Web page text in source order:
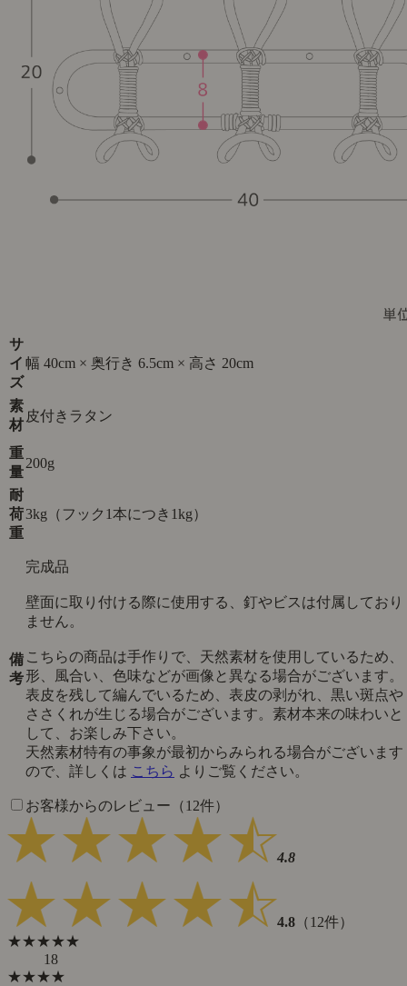
サ
イ
ズ
幅 40cm × 奥行き 6.5cm × 高さ 20cm
素
材
皮付きラタン
重
量
200g
耐
荷
重
3kg（フック1本につき1kg）
備
考
完成品
壁面に取り付ける際に使用する、釘やビスは付属しており
ません。
こちらの商品は手作りで、天然素材を使用しているため、
形、風合い、色味などが画像と異なる場合がございます。
表皮を残して編んでいるため、表皮の剥がれ、黒い斑点や
ささくれが生じる場合がございます。素材本来の味わいと
して、お楽しみ下さい。
天然素材特有の事象が最初からみられる場合がございます
ので、詳しくは こちら よりご覧ください。
お客様からのレビュー（12件）
4.8
4.8 （12件）
★★★★★
18
★★★★